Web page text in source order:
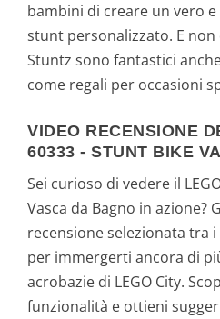
bambini di creare un vero
stunt personalizzato. E
Stuntz sono fantastici
come regali per occasioni
VIDEO RECENSIONE
60333 - STUNT BIKE
Sei curioso di vedere il
Vasca da Bagno in azione?
recensione selezionata tra
per immergerti ancora di
acrobazie di LEGO City.
funzionalità e ottieni